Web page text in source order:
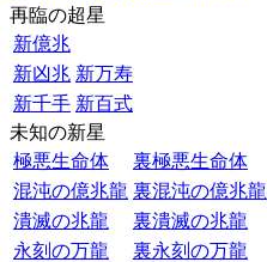
再臨の超星
新億兆
新凶兆 新万寿
新千手 新百式
未知の新星
極悪生命体
裏極悪生命体
混沌の億兆龍 裏混沌の億兆龍
潰滅の兆龍
裏潰滅の兆龍
永刻の万龍
裏永刻の万龍